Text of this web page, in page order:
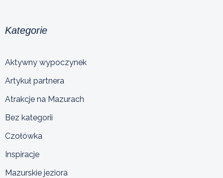
Kategorie
Aktywny wypoczynek
Artykuł partnera
Atrakcje na Mazurach
Bez kategorii
Czołówka
Inspiracje
Mazurskie jeziora